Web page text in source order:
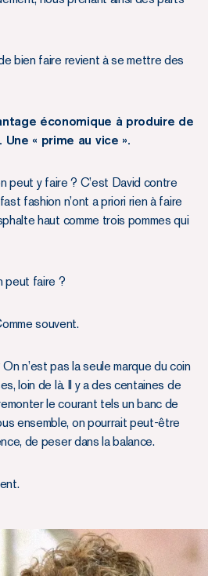
bien faire revient à se mettre des
économique à produire de
« prime au vice ».
peut y faire ? C’est David contre
fashion n’ont a priori rien à faire
haut comme trois pommes qui
peut faire ?
souvent.
n’est pas la seule marque du coin
loin de là. Il y a des centaines de
le courant tels un banc de
ensemble, on pourrait peut-être
de peser dans la balance.